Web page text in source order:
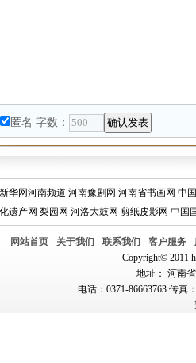
匿名 字数：
新华网河南频道 河南豫剧网 河南省书画网 中
遗产网 梨园网 河洛大鼓网 剪纸皮影网 中国
网站首页 关于我们 联系我们 客户服务
Copyright© 2011
地址： 河南
电话：0371-86663763 传真